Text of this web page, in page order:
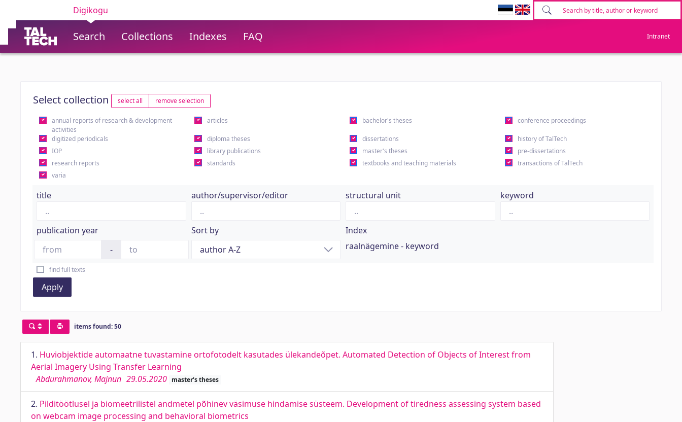
Digikogu
Search Collections Indexes FAQ Intranet
Select collection select all remove selection
annual reports of research & development
activities
articles bachelor's theses conference proceedings
digitized periodicals diploma theses dissertations
history of TalTech
IOP
library publications master's theses
pre-dissertations
research reports
standards textbooks and teaching materials
transactions of TalTech
varia
title author/supervisor/editor structural unit keyword
publication year
-
Sort by
Index
raalnägemine - keyword
find full texts
Apply
items found: 50
1. Huviobjektide automaatne tuvastamine ortofotodelt kasutades ülekandeõpet. Automated Detection of Objects of Interest from
Aerial Imagery Using Transfer Learning
Abdurahmanov, Majnun 29.05.2020 master's theses
2. Pilditöötlusel ja biomeetrilistel andmetel põhinev väsimuse hindamise süsteem. Development of tiredness assessing system based
on webcam image processing and behavioral biometrics